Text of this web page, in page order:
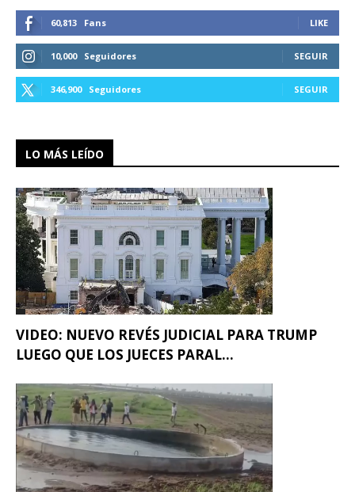
60,813 Fans LIKE
10,000 Seguidores SEGUIR
346,900 Seguidores SEGUIR
LO MÁS LEÍDO
VIDEO: NUEVO REVÉS JUDICIAL PARA TRUMP
LUEGO QUE LOS JUECES PARAL...